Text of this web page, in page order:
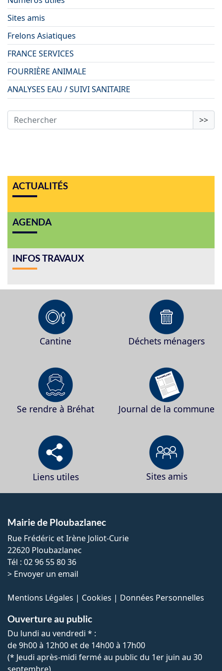
Sites amis
Frelons Asiatiques
FRANCE SERVICES
FOURRIÈRE ANIMALE
ANALYSES EAU / SUIVI SANITAIRE
>>
ACTUALITÉS
AGENDA
INFOS TRAVAUX
Cantine Déchets ménagers
Se rendre à Bréhat Journal de la commune
Liens utiles Sites amis
Mairie de Ploubazlanec
Rue Frédéric et Irène Joliot-Curie
22620 Ploubazlanec
Tél : 02 96 55 80 36
> Envoyer un email
Mentions Légales | Cookies | Données Personnelles
Ouverture au public
Du lundi au vendredi * :
de 9h00 à 12h00 et de 14h00 à 17h00
(* Jeudi après-midi fermé au public du 1er juin au 30
septembre)